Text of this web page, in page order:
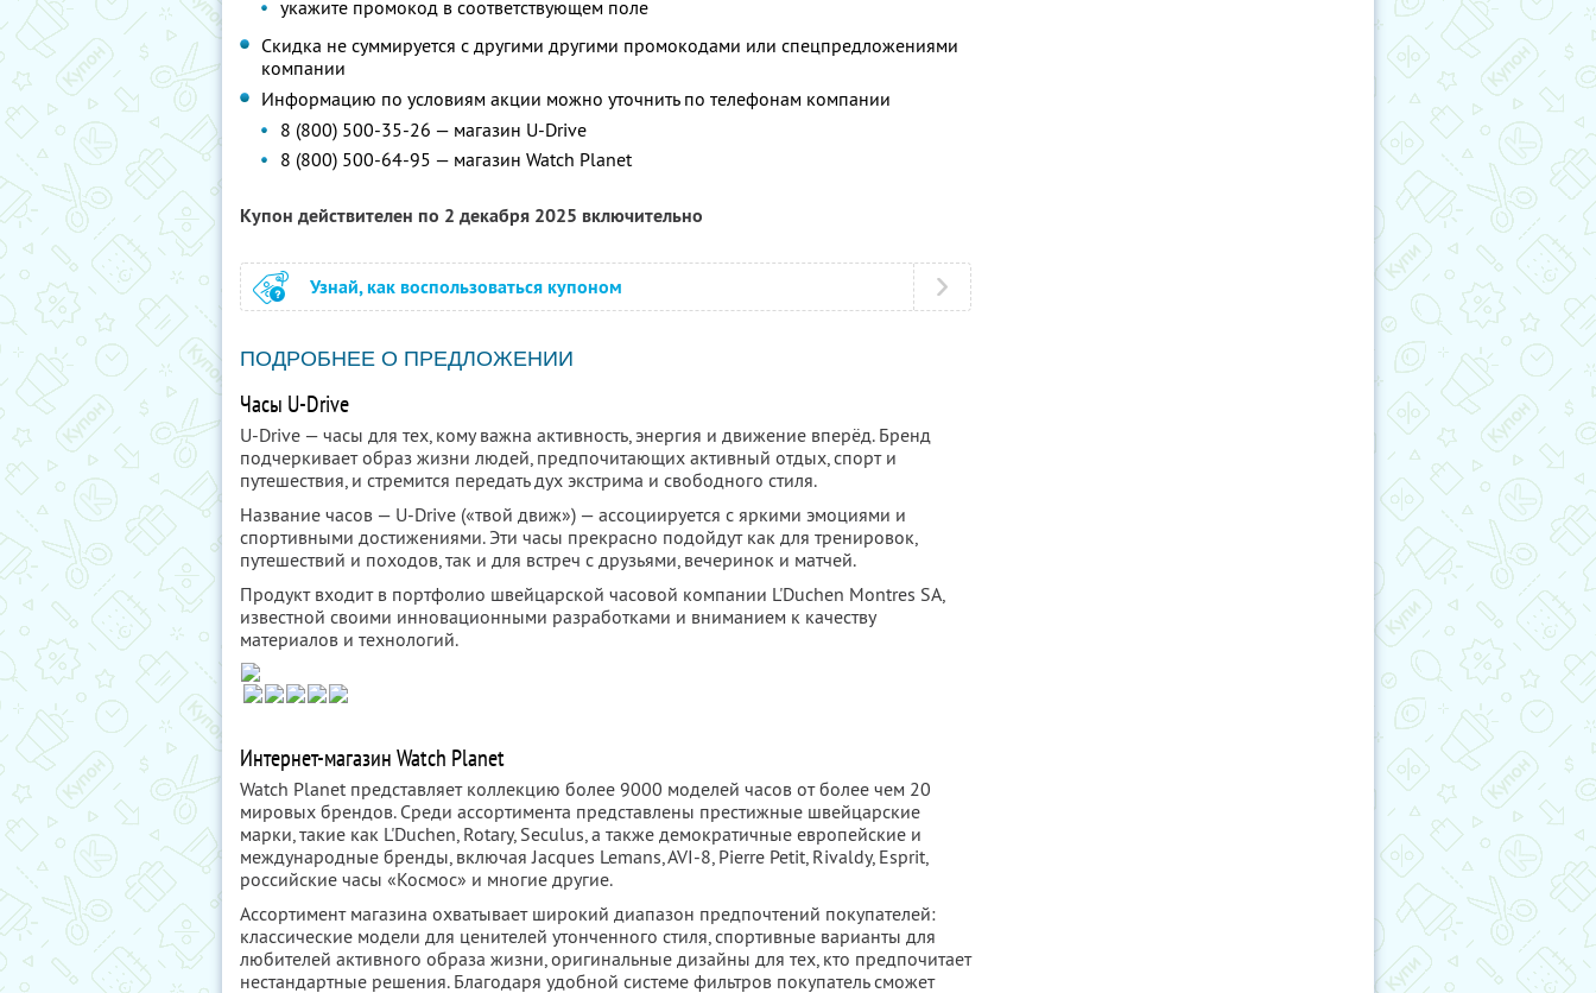
укажите промокод в соответствующем поле
Скидка не суммируется с другими другими промокодами или спецпредложениями
компании
Информацию по условиям акции можно уточнить по телефонам компании
8 (800) 500-35-26 — магазин U-Drive
8 (800) 500-64-95 — магазин Watch Planet
Купон действителен по 2 декабря 2025 включительно
Узнай, как воспользоваться купоном
ПОДРОБНЕЕ О ПРЕДЛОЖЕНИИ
Часы U-Drive
U-Drive — часы для тех, кому важна активность, энергия и движение вперёд. Бренд
подчеркивает образ жизни людей, предпочитающих активный отдых, спорт и
путешествия, и стремится передать дух экстрима и свободного стиля.
Название часов — U-Drive («твой движ») — ассоциируется с яркими эмоциями и
спортивными достижениями. Эти часы прекрасно подойдут как для тренировок,
путешествий и походов, так и для встреч с друзьями, вечеринок и матчей.
Продукт входит в портфолио швейцарской часовой компании L'Duchen Montres SA,
известной своими инновационными разработками и вниманием к качеству
материалов и технологий.
Интернет-магазин Watch Planet
Watch Planet представляет коллекцию более 9000 моделей часов от более чем 20
мировых брендов. Среди ассортимента представлены престижные швейцарские
марки, такие как L'Duchen, Rotary, Seculus, а также демократичные европейские и
международные бренды, включая Jacques Lemans, AVI-8, Pierre Petit, Rivaldy, Esprit,
российские часы «Космос» и многие другие.
Ассортимент магазина охватывает широкий диапазон предпочтений покупателей:
классические модели для ценителей утонченного стиля, спортивные варианты для
любителей активного образа жизни, оригинальные дизайны для тех, кто предпочитает
нестандартные решения. Благодаря удобной системе фильтров покупатель сможет